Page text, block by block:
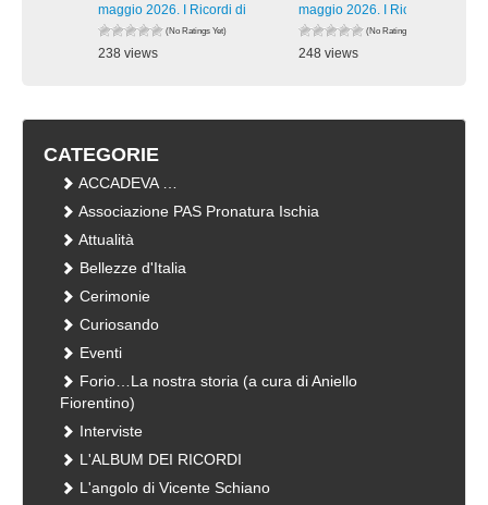
maggio 2026. I Ricordi di
(No Ratings Yet)
238 views
maggio 2026. I Ricordi di
(No Ratings Yet)
248 views
CATEGORIE
ACCADEVA …
Associazione PAS Pronatura Ischia
Attualità
Bellezze d'Italia
Cerimonie
Curiosando
Eventi
Forio…La nostra storia (a cura di Aniello
Fiorentino)
Interviste
L'ALBUM DEI RICORDI
L'angolo di Vicente Schiano